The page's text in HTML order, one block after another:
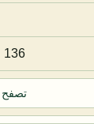
136
تصفح